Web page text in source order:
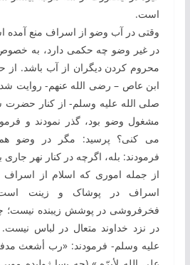
است.
وقتی در آب وضو از اسراف منع آمده
در غیر وضو چه حکمی دارد، به
محروم کردن دیگران از آب باشد. از
ابن عاص – رضی الله عنهم- روایت
صلی الله علیه وسلم- از کنار
مشغول وضو بود، گذر نمودند و
می ‏کنی؟ پرسید: مگر در وضو هم
فرمودند: بله، اگرچه در کنار نهر
از جمله اموری ‏که اسلام از
اسراف در پوشاک و زینت
فخرفروشی در پوشش زیبنده
در نزد خداوند متعال در لباس نیست.
علیه وسلم- فرمودند: «رب أشعث